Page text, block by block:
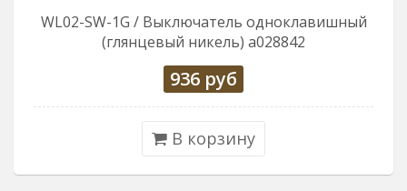
WL02-SW-1G / Выключатель одноклавишный
(глянцевый никель) a028842
936 руб
В корзину